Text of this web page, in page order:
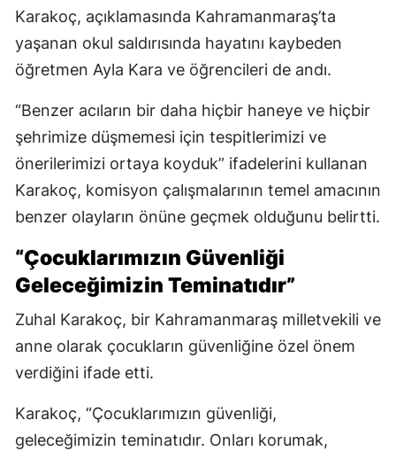
Karakoç, açıklamasında Kahramanmaraş’ta
yaşanan okul saldırısında hayatını kaybeden
öğretmen Ayla Kara ve öğrencileri de andı.
“Benzer acıların bir daha hiçbir haneye ve hiçbir
şehrimize düşmemesi için tespitlerimizi ve
önerilerimizi ortaya koyduk” ifadelerini kullanan
Karakoç, komisyon çalışmalarının temel amacının
benzer olayların önüne geçmek olduğunu belirtti.
“Çocuklarımızın Güvenliği
Geleceğimizin Teminatıdır”
Zuhal Karakoç, bir Kahramanmaraş milletvekili ve
anne olarak çocukların güvenliğine özel önem
verdiğini ifade etti.
Karakoç, “Çocuklarımızın güvenliği,
geleceğimizin teminatıdır. Onları korumak,